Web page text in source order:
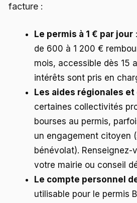
facture :
Le permis à 1 € par jour
de 600 à 1 200 €
mois, accessible dès 15
intérêts sont pris en
Les aides régionales
certaines collectivités
bourses au permis,
un engagement citoyen
bénévolat). Renseignez-
votre mairie ou conseil
Le compte personnel
utilisable pour le permis